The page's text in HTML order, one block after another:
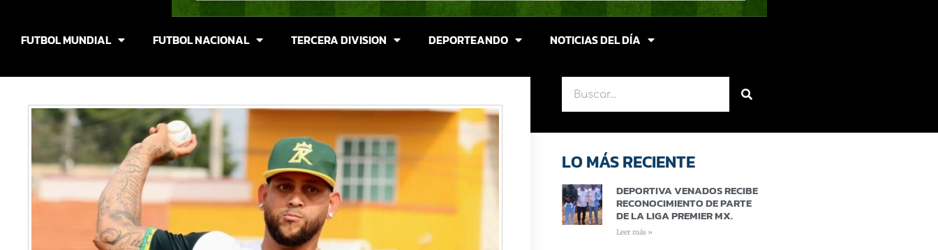
FUTBOL MUNDIAL FUTBOL NACIONAL TERCERA DIVISION DEPORTEANDO NOTICIAS DEL DÍA
LO MÁS RECIENTE
DEPORTIVA VENADOS RECIBE
RECONOCIMIENTO DE PARTE
DE LA LIGA PREMIER MX.
Leer más »